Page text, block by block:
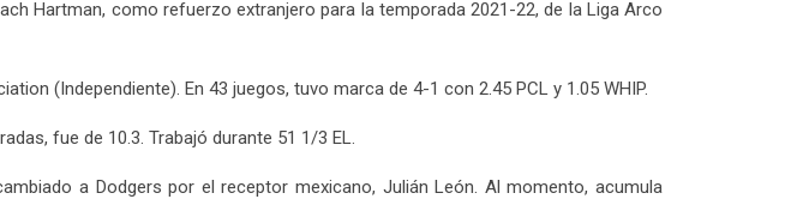
Hartman, como refuerzo extranjero para la temporada 2021-22, de la Liga Arco
(Independiente). En 43 juegos, tuvo marca de 4-1 con 2.45 PCL y 1.05 WHIP.
fue de 10.3. Trabajó durante 51 1/3 EL.
a Dodgers por el receptor mexicano, Julián León. Al momento, acumula